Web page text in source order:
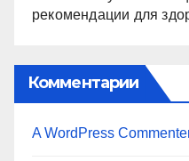
рекомендации для
Комментарии
A WordPress